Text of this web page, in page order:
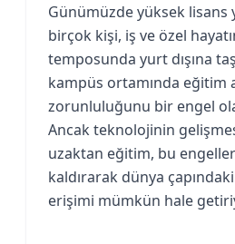
Günümüzde yüksek lisans
birçok kişi, iş ve özel
temposunda yurt dışına
kampüs ortamında eğitim
zorunluluğunu bir engel
Ancak teknolojinin
uzaktan eğitim, bu
kaldırarak dünya
erişimi mümkün hale